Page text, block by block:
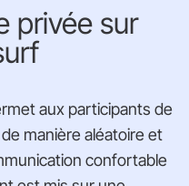
privée sur
aux participants de
manière aléatoire et
confortable